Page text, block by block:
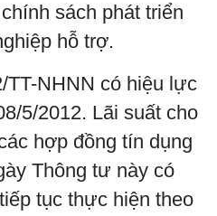
sách phát triển
hỗ trợ.
TT-NHNN có hiệu lực
5/2012. Lãi suất cho
hợp đồng tín dụng
Thông tư này có
tục thực hiện theo